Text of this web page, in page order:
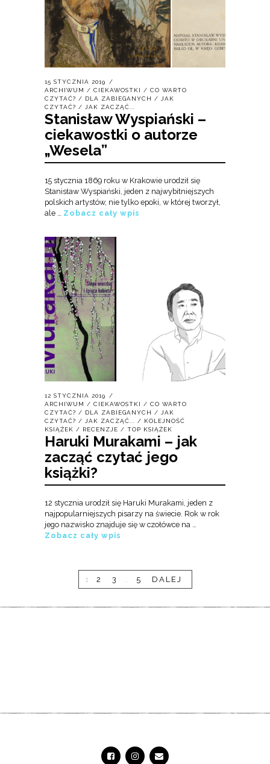
15 STYCZNIA 2019
ARCHIWUM
/ CIEKAWOSTKI / CO WARTO
CZYTAĆ? / DLA ZABIEGANYCH /
JAK
CZYTAĆ? / JAK ZACZĄĆ...
Stanisław Wyspiański –
ciekawostki o autorze
„Wesela”
15 stycznia 1869 roku w Krakowie urodził się
Stanisław Wyspiański, jeden z najwybitniejszych
polskich artystów, nie tylko epoki, w której tworzył,
ale … Zobacz cały wpis
12 STYCZNIA 2019
ARCHIWUM
/ CIEKAWOSTKI / CO WARTO
CZYTAĆ? / DLA ZABIEGANYCH /
JAK
CZYTAĆ? / JAK ZACZĄĆ... / KOLEJNOŚĆ
KSIĄŻEK / RECENZJE / TOP KSIĄŻEK
Haruki Murakami – jak
zacząć czytać jego
książki?
12 stycznia urodził się Haruki Murakami, jeden z
najpopularniejszych pisarzy na świecie. Rok w rok
jego nazwisko znajduje się w czołówce na …
Zobacz cały wpis
1 2 3 … 5 DALEJ